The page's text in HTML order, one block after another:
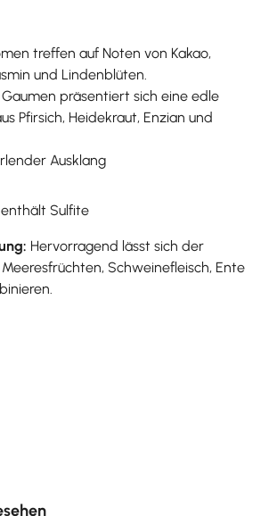
treffen auf Noten von Kakao,
und Lindenblüten.
präsentiert sich eine edle
Pfirsich, Heidekraut, Enzian und
Ausklang
Sulfite
Hervorragend lässt sich der
Schweinefleisch, Ente